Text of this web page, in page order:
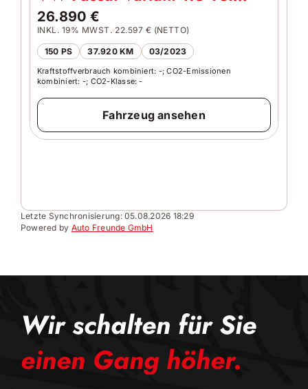
Business DSG LED Navi Ahk
26.890 €
INKL. 19% MWST. 22.597 € (NETTO)
150 PS 37.920 KM 03/2023
Kraftstoffverbrauch kombiniert: -; CO2-Emissionen
kombiniert: -; CO2-Klasse: -
Fahrzeug ansehen
Letzte Synchronisierung: 05.08.2026 18:29
Powered by Auto Freunde GmbH
Wir schalten für Sie
einen Gang höher.